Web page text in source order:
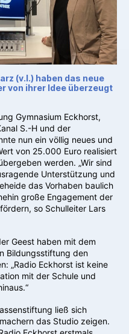
(v.l.) haben das neue
von ihrer Idee überzeugt
Gymnasium Eckhorst,
S.-H und der
nun ein völlig neues und
von 25.000 Euro realisiert
werden. „Wir sind
Unterstützung und
das Vorhaben baulich
große Engagement der
so Schulleiter Lars
Geest haben mit dem
Bildungsstiftung den
„Radio Eckhorst ist keine
mit der Schule und
ließ sich
das Studio zeigen.